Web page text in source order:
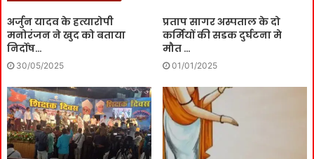
अर्जुन यादव के हत्यारोपी
मनोरंजन ने खुद को बताया
निर्दोष…
30/05/2025
प्रताप सागर अस्पताल के दो
कर्मियों की सडक दुर्घटना मे
मौत …
01/01/2025